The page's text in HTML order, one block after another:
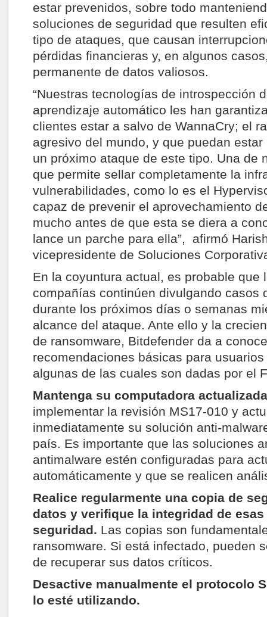
estar prevenidos, sobre todo
soluciones de seguridad que resulten
tipo de ataques, que causan
pérdidas financieras y, en algunos
permanente de datos valiosos.
“Nuestras tecnologías de introspección
aprendizaje automático les han
clientes estar a salvo de WannaCry; el
agresivo del mundo, y que puedan
un próximo ataque de este tipo. Una de
que permite sellar completamente la
vulnerabilidades, como lo es el
capaz de prevenir el aprovechamiento
mucho antes de que esta se diera a
lance un parche para ella”, afirmó
vicepresidente de Soluciones
En la coyuntura actual, es probable que
compañías continúen divulgando casos
durante los próximos días o semanas
alcance del ataque. Ante ello y la
de ransomware, Bitdefender da a
recomendaciones básicas para
algunas de las cuales son dadas por el
Mantenga su computadora
implementar la revisión MS17-010 y
inmediatamente su solución anti-
país. Es importante que las soluciones
antimalware estén configuradas para
automáticamente y que se realicen
Realice regularmente una copia de
datos y verifique la integridad de
seguridad. Las copias son
ransomware. Si está infectado, pueden
de recuperar sus datos críticos.
Desactive manualmente el protocolo
lo esté utilizando.